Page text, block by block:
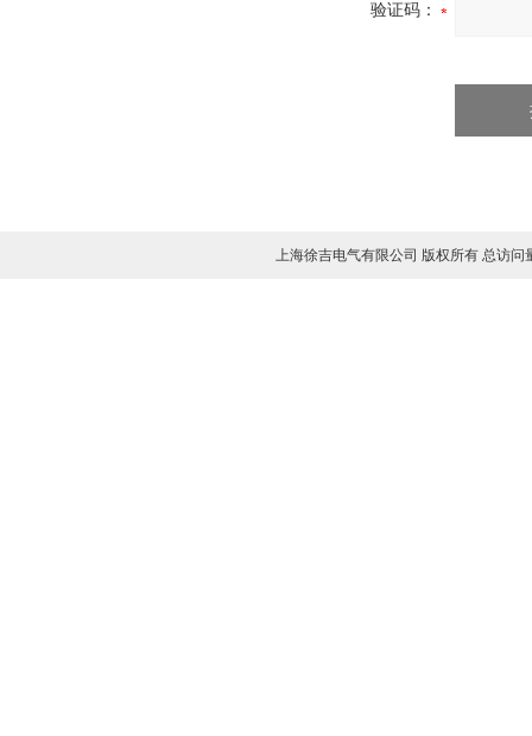
验证码：
上海徐吉电气有限公司 版权所有 总访问